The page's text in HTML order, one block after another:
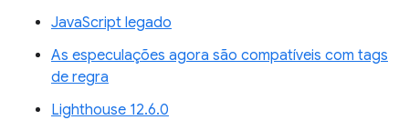
JavaScript legado
As especulações agora são compatíveis com tags
de regra
Lighthouse 12.6.0